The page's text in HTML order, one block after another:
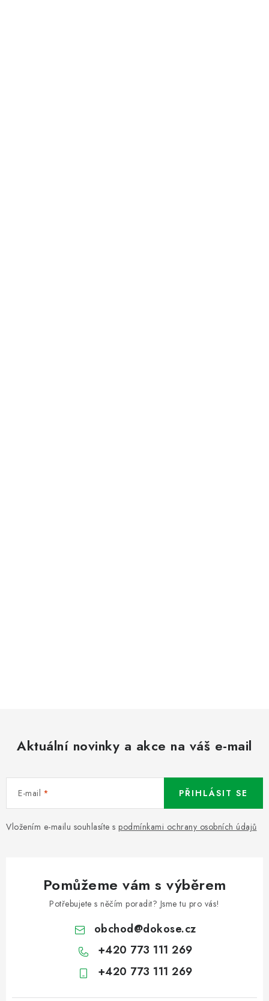
Aktuální novinky a akce na váš e-mail
E-mail
Vložením e-mailu souhlasíte s podmínkami ochrany osobních údajů
PŘIHLÁSIT SE
Pomůžeme vám s výběrem
Potřebujete s něčím poradit? Jsme tu pro vás!
obchod@dokose.cz
+420 773 111 269
+420 773 111 269